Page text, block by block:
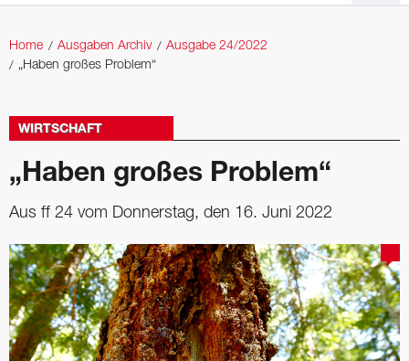
Home Ausgaben Archiv
Ausgabe 24/2022
„Haben großes Problem“
WIRTSCHAFT
„Haben großes Problem“
Aus ff 24 vom Donnerstag, den 16. Juni 2022